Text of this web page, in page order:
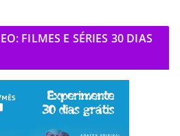
FILMES E SÉRIES 30 DIAS